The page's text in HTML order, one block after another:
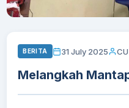
BERITA 31 July 2025
Melangkah